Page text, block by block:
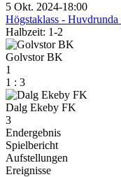
5 Okt. 2024-18:00
Högstaklass - Huvdrunda
Halbzeit: 1-2
Golvstor BK
1
1 : 3
Dalg Ekeby FK
3
Endergebnis
Spielbericht
Aufstellungen
Ereignisse